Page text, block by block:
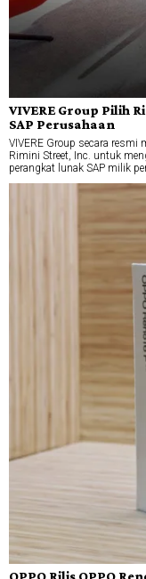
VIVERE Group Pilih
SAP Perusahaan
VIVERE Group secara
Rimini Street, Inc. untuk
perangkat lunak SAP milik